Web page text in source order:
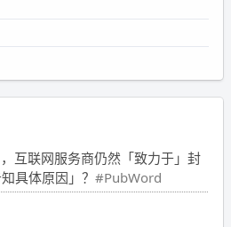
互联网服务商仍然「致力于」封
具体原因」？ #PubWord